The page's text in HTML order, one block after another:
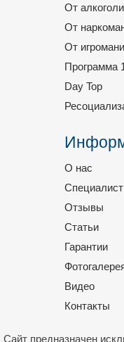
От
От
От
Программа
Day Top
О нас
Отзывы
Статьи
Гарантии
Видео
Контакты
Сайт предназначен